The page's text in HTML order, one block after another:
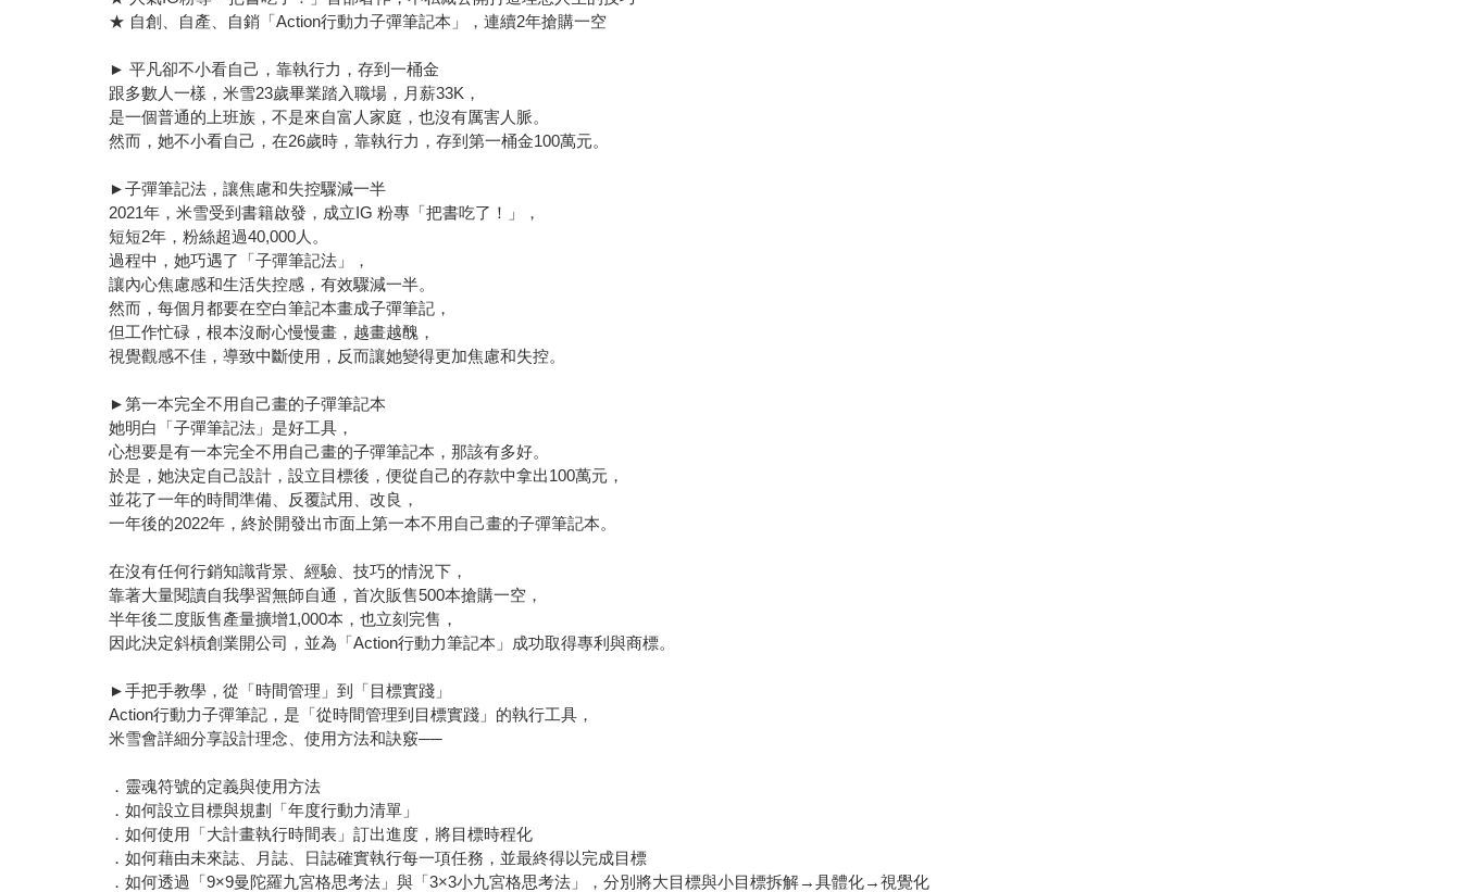
★ 自創、自產、自銷「Action行動力子彈筆記本」，連續2年搶購一空
► 平凡卻不小看自己，靠執行力，存到一桶金
跟多數人一樣，米雪23歲畢業踏入職場，月薪33K，
是一個普通的上班族，不是來自富人家庭，也沒有厲害人脈。
然而，她不小看自己，在26歲時，靠執行力，存到第一桶金100萬元。
►子彈筆記法，讓焦慮和失控驟減一半
2021年，米雪受到書籍啟發，成立IG 粉專「把書吃了！」，
短短2年，粉絲超過40,000人。
過程中，她巧遇了「子彈筆記法」，
讓內心焦慮感和生活失控感，有效驟減一半。
然而，每個月都要在空白筆記本畫成子彈筆記，
但工作忙碌，根本沒耐心慢慢畫，越畫越醜，
視覺觀感不佳，導致中斷使用，反而讓她變得更加焦慮和失控。
►第一本完全不用自己畫的子彈筆記本
她明白「子彈筆記法」是好工具，
心想要是有一本完全不用自己畫的子彈筆記本，那該有多好。
於是，她決定自己設計，設立目標後，便從自己的存款中拿出100萬元，
並花了一年的時間準備、反覆試用、改良，
一年後的2022年，終於開發出市面上第一本不用自己畫的子彈筆記本。
在沒有任何行銷知識背景、經驗、技巧的情況下，
靠著大量閱讀自我學習無師自通，首次販售500本搶購一空，
半年後二度販售產量擴增1,000本，也立刻完售，
因此決定斜槓創業開公司，並為「Action行動力筆記本」成功取得專利與商標。
►手把手教學，從「時間管理」到「目標實踐」
Action行動力子彈筆記，是「從時間管理到目標實踐」的執行工具，
米雪會詳細分享設計理念、使用方法和訣竅──
．靈魂符號的定義與使用方法
．如何設立目標與規劃「年度行動力清單」
．如何使用「大計畫執行時間表」訂出進度，將目標時程化
．如何藉由未來誌、月誌、日誌確實執行每一項任務，並最終得以完成目標
．如何透過「9×9曼陀羅九宮格思考法」與「3×3小九宮格思考法」，分別將大目標與小目標拆解→具體化→視覺化